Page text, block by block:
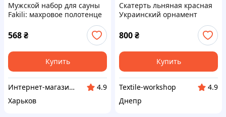
Мужской набор для сауны
Fakili: махровое полотенце
шоколадный
568₴
Купить
Интернет-магазин "Sweet Home"
4.9
Харьков
Скатерть льняная красная
Украинский орнамент
800₴
Купить
Textile-workshop
4.9
Днепр